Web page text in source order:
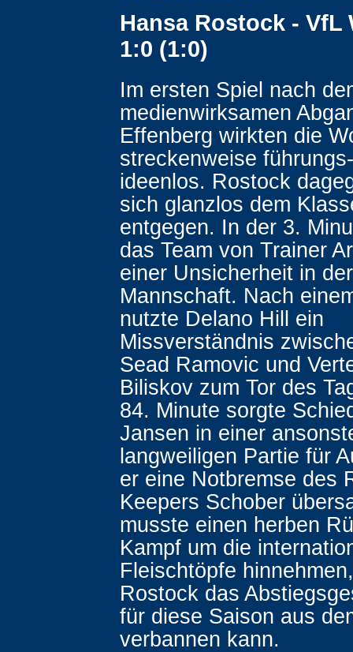
Hansa Rostock - VfL
1:0 (1:0)
Im ersten Spiel nach
medienwirksamen
Effenberg wirkten die
streckenweise
ideenlos. Rostock
sich glanzlos dem
entgegen. In der 3.
das Team von Trainer
einer Unsicherheit in
Mannschaft. Nach
nutzte Delano Hill ein
Missverständnis
Sead Ramovic und
Biliskov zum Tor des
84. Minute sorgte
Jansen in einer
langweiligen Partie für
er eine Notbremse des
Keepers Schober
musste einen herben
Kampf um die
Fleischtöpfe
Rostock das
für diese Saison aus
verbannen kann.